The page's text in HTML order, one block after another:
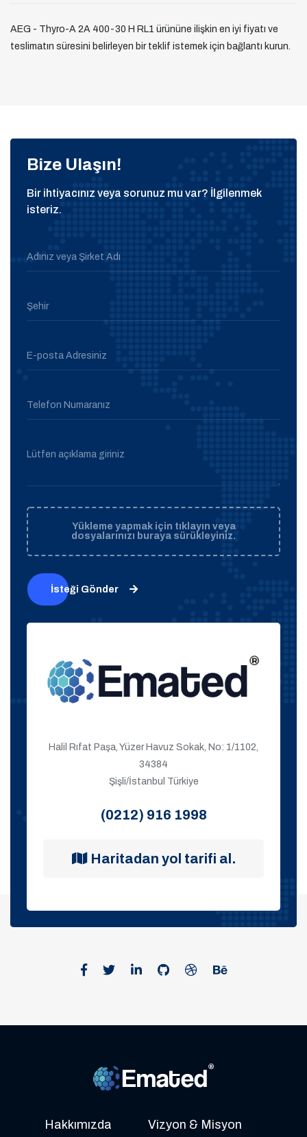
AEG - Thyro-A 2A 400-30 H RL1 ürününe ilişkin en iyi fiyatı ve
teslimatın süresini belirleyen bir teklif istemek için bağlantı kurun.
Bize Ulaşın!
Bir ihtiyacınız veya sorunuz mu var? İlgilenmek
isteriz.
Adınız veya Şirket Adı
Şehir
E-posta Adresiniz
Telefon Numaranız
Lütfen açıklama giriniz
Yükleme yapmak için tıklayın veya
dosyalarınızı buraya sürükleyiniz.
İsteği Gönder
Halil Rıfat Paşa, Yüzer Havuz Sokak, No: 1/1102,
34384
Şişli/İstanbul Türkiye
(0212) 916 1998
Haritadan yol tarifi al.
Hakkımızda Vizyon & Misyon